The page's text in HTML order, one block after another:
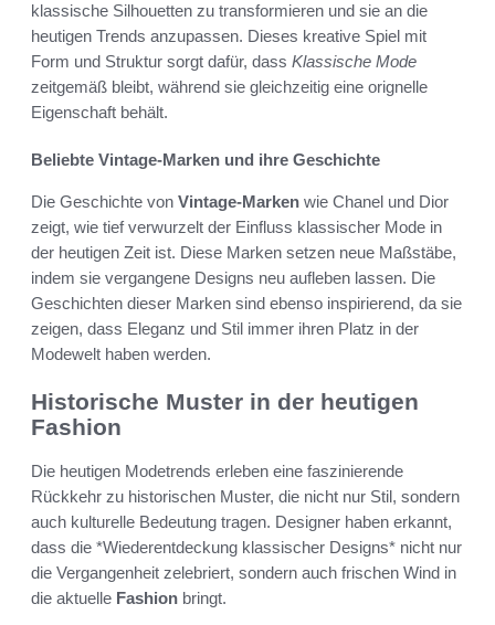
klassische Silhouetten zu transformieren und sie an die
heutigen Trends anzupassen. Dieses kreative Spiel mit
Form und Struktur sorgt dafür, dass Klassische Mode
zeitgemäß bleibt, während sie gleichzeitig eine orignelle
Eigenschaft behält.
Beliebte Vintage-Marken und ihre Geschichte
Die Geschichte von Vintage-Marken wie Chanel und Dior
zeigt, wie tief verwurzelt der Einfluss klassischer Mode in
der heutigen Zeit ist. Diese Marken setzen neue Maßstäbe,
indem sie vergangene Designs neu aufleben lassen. Die
Geschichten dieser Marken sind ebenso inspirierend, da sie
zeigen, dass Eleganz und Stil immer ihren Platz in der
Modewelt haben werden.
Historische Muster in der heutigen
Fashion
Die heutigen Modetrends erleben eine faszinierende
Rückkehr zu historischen Muster, die nicht nur Stil, sondern
auch kulturelle Bedeutung tragen. Designer haben erkannt,
dass die *Wiederentdeckung klassischer Designs* nicht nur
die Vergangenheit zelebriert, sondern auch frischen Wind in
die aktuelle Fashion bringt.